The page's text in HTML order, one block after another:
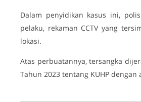
Dalam penyidikan kasus ini,
pelaku, rekaman CCTV yang
lokasi.
Atas perbuatannya, tersangka
Tahun 2023 tentang KUHP